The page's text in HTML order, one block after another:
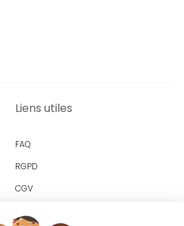
Liens utiles
FAQ
RGPD
CGV